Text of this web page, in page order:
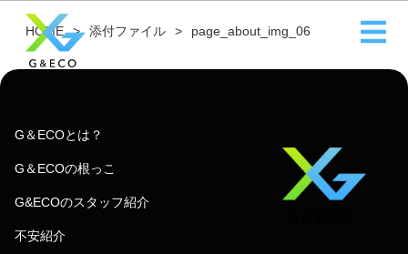
HOME 添付ファイル page_about_img_06
G＆ECOとは？
G＆ECOの根っこ
G&ECOのスタッフ紹介
不安紹介